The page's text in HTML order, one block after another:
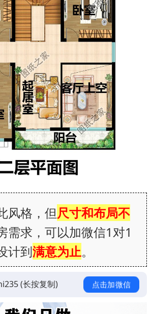
风格，但尺寸和布局不
需求，可以加微信1对1
计到满意为止。
(长按复制) 点击加微信